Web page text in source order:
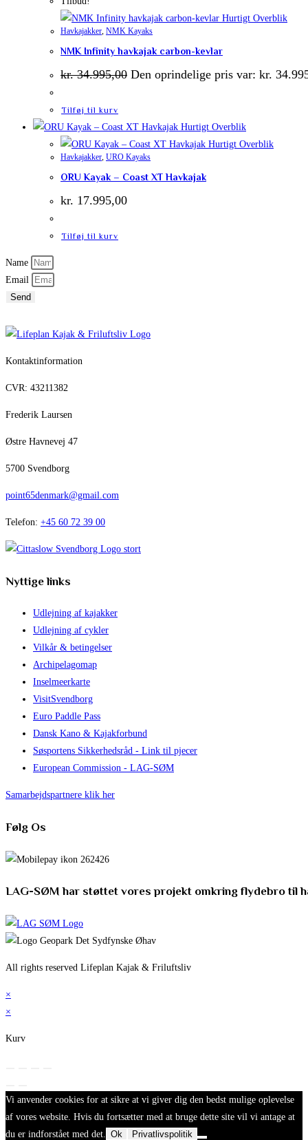
Hurtigt Overblik
Havkajakker NMK Kayaks
NMK Infinity havkajak carbon-kevlar
kr.34.995,00 Den oprindelige pris var: kr.
Tilføj til kurv
Hurtigt Overblik
Hurtigt Overblik
Havkajakker, URO Kayaks
ORU Kayak – Coast XT Havkajak
kr. 17.995,00
Tilføj til kurv
Name
Email
Send
Kontaktinformation
CVR: 43211382
Frederik Laursen
Østre Havnevej 47
5700 Svendborg
point65denmark@gmail.com
Telefon: +45 60 72 39 00
Nyttige links
Udlejning af kajakker
Udlejning af cykler
Vilkår & betingelser
Archipelagomap
Inselmeerkarte
VisitSvendborg
Euro Paddle Pass
Dansk Kano & Kajakforbund
Søsportens Sikkerhedsråd - Link til pjecer
European Commission - LAG-SØM
Samarbejdspartnere klik her
Følg Os
LAG-SØM har støttet vores projekt omkring flydebro til
All rights reserved Lifeplan Kajak & Friluftsliv
×
×
Kurv
Vi anvender cookies for at sikre at vi giver dig den bedst mulige oplevelse
af vores website. Hvis du fortsætter med at bruge dette site vil vi antage at
du er indforstået med det.
Ok Privatlivspolitik